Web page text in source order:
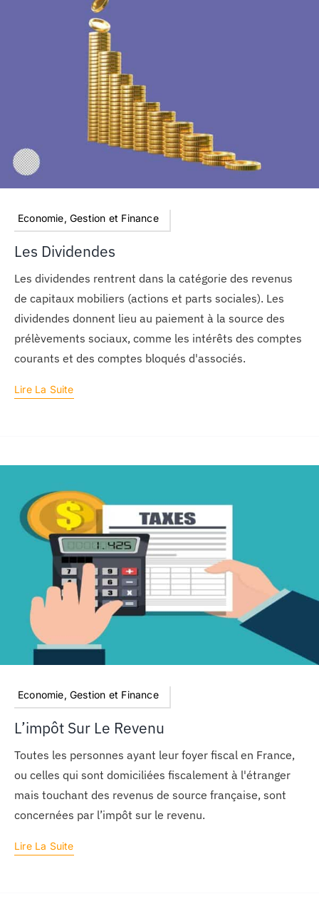
Economie, Gestion et Finance
Les Dividendes
Les dividendes rentrent dans la catégorie des revenus
de capitaux mobiliers (actions et parts sociales). Les
dividendes donnent lieu au paiement à la source des
prélèvements sociaux, comme les intérêts des comptes
courants et des comptes bloqués d'associés.
Lire La Suite
Economie, Gestion et Finance
L’impôt Sur Le Revenu
Toutes les personnes ayant leur foyer fiscal en France,
ou celles qui sont domiciliées fiscalement à l'étranger
mais touchant des revenus de source française, sont
concernées par l’impôt sur le revenu.
Lire La Suite